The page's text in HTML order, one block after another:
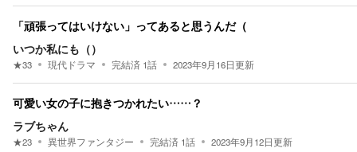
「頑張ってはいけない」ってあると思うんだ（
いつか私にも（）
★33 現代ドラマ 完結済 1話 2023年9月16日更新
可愛い女の子に抱きつかれたい……？
ラブちゃん
★23 異世界ファンタジー 完結済 1話 2023年9月12日更新